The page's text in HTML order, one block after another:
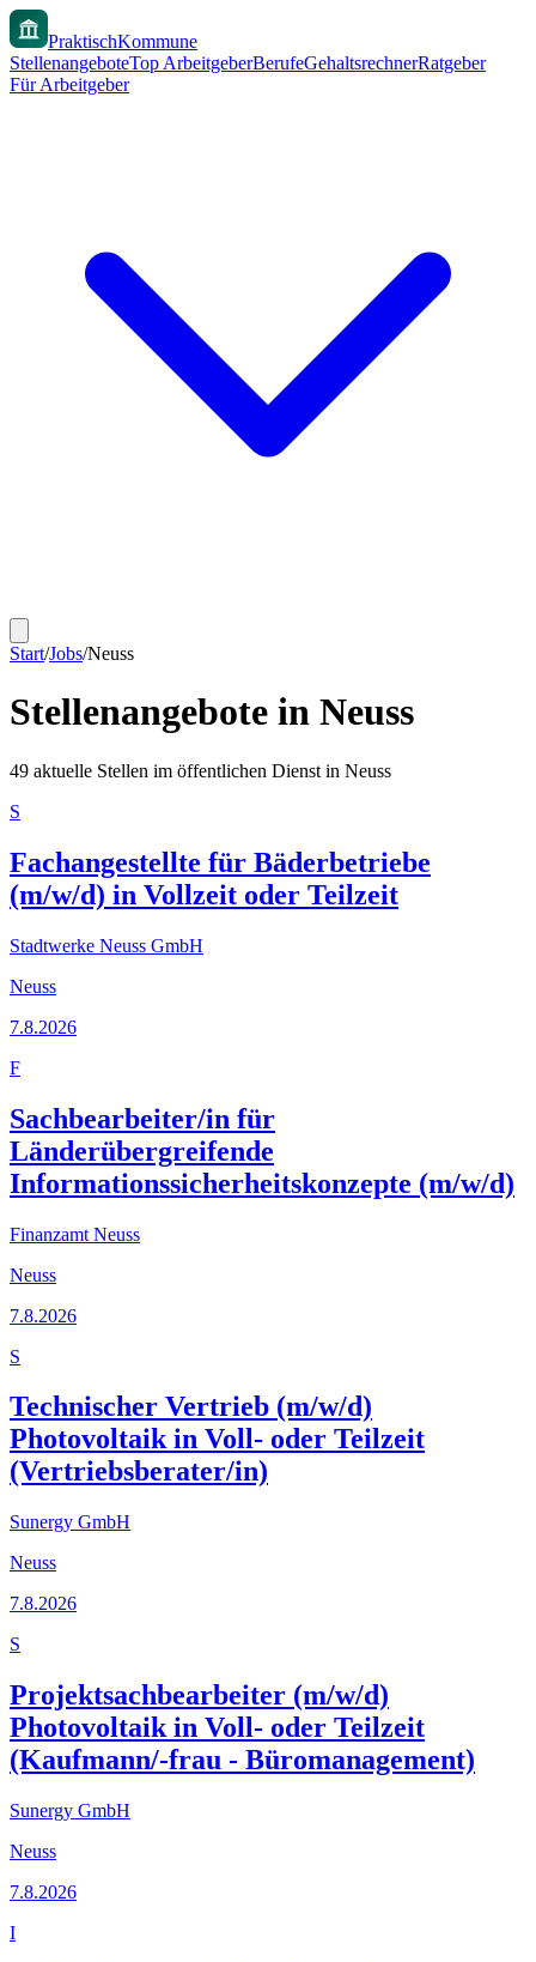
PraktischKommune
StellenangeboteTop ArbeitgeberBerufeGehaltsrechnerRatgeber
Für Arbeitgeber
Start/Jobs/Neuss
Stellenangebote in Neuss
49 aktuelle Stellen im öffentlichen Dienst in Neuss
S
Fachangestellte für Bäderbetriebe
(m/w/d) in Vollzeit oder Teilzeit
Stadtwerke Neuss GmbH
Neuss
7.8.2026
F
Sachbearbeiter/in für
Länderübergreifende
Informationssicherheitskonzepte (m/w/d)
Finanzamt Neuss
Neuss
7.8.2026
S
Technischer Vertrieb (m/w/d)
Photovoltaik in Voll- oder Teilzeit
(Vertriebsberater/in)
Sunergy GmbH
Neuss
7.8.2026
S
Projektsachbearbeiter (m/w/d)
Photovoltaik in Voll- oder Teilzeit
(Kaufmann/-frau - Büromanagement)
Sunergy GmbH
Neuss
7.8.2026
I